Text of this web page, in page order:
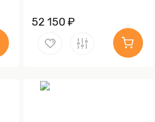
52 150 ₽